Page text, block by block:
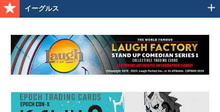
イーグルス